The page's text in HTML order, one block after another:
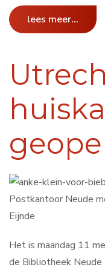
lees meer...
Postkantoor Neude
Eijnde
Het is maandag 11
de Bibliotheek